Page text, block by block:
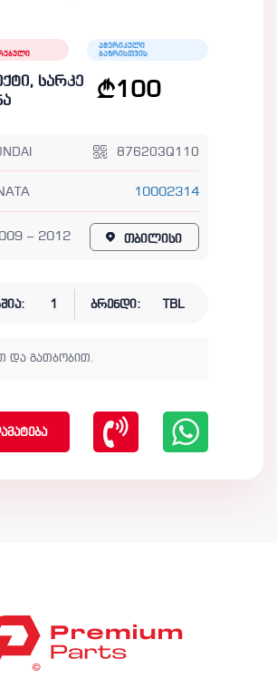
ამერიკული
ბაზრისთვის
სარკე
100
876203Q110
10002314
– 2012 თბილისი
1 ბრენდი: TBL
და გათბობით.